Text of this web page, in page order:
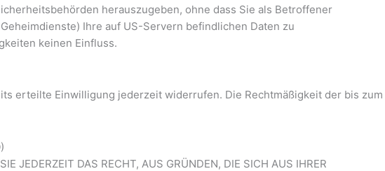
herauszugeben, ohne dass Sie als Betroffener
Ihre auf US-Servern befindlichen Daten zu
keinen Einfluss.
erteilte Einwilligung jederzeit widerrufen. Die Rechtmäßigkeit der bis zum
JEDERZEIT DAS RECHT, AUS GRÜNDEN, DIE SICH AUS IHRER